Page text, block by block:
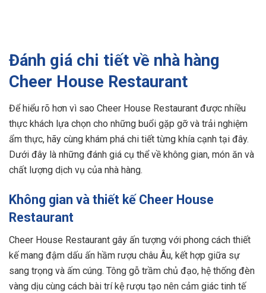
Đánh giá chi tiết về nhà hàng
Cheer House Restaurant
Để hiểu rõ hơn vì sao Cheer House Restaurant được nhiều
thực khách lựa chọn cho những buổi gặp gỡ và trải nghiệm
ẩm thực, hãy cùng khám phá chi tiết từng khía cạnh tại đây.
Dưới đây là những đánh giá cụ thể về không gian, món ăn và
chất lượng dịch vụ của nhà hàng.
Không gian và thiết kế Cheer House
Restaurant
Cheer House Restaurant gây ấn tượng với phong cách thiết
kế mang đậm dấu ấn hầm rượu châu Âu, kết hợp giữa sự
sang trọng và ấm cúng. Tông gỗ trầm chủ đạo, hệ thống đèn
vàng dịu cùng cách bài trí kệ rượu tạo nên cảm giác tinh tế